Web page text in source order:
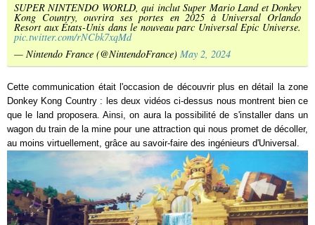
SUPER NINTENDO WORLD, qui inclut Super Mario Land et Donkey
Kong Country, ouvrira ses portes en 2025 à Universal Orlando
Resort aux États-Unis dans le nouveau parc Universal Epic Universe.
pic.twitter.com/rNCbk7xqMd
— Nintendo France (@NintendoFrance) May 2, 2024
Cette communication était l'occasion de découvrir plus en détail la zone
Donkey Kong Country : les deux vidéos ci-dessus nous montrent bien ce
que le land proposera. Ainsi, on aura la possibilité de s'installer dans un
wagon du train de la mine pour une attraction qui nous promet de décoller,
au moins virtuellement, grâce au savoir-faire des ingénieurs d'Universal.